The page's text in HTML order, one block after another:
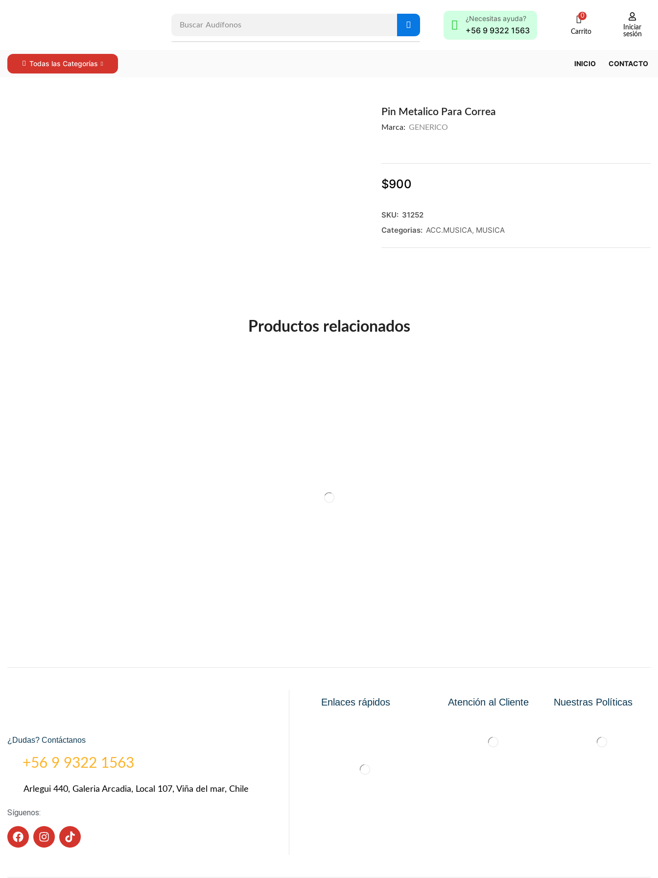
Buscar Audífonos
¿Necesitas ayuda?
+56 9 9322 1563
0
Carrito
Iniciar
sesión
Todas las Categorías INICIO CONTACTO
Pin Metalico Para Correa
Marca: GENERICO
$900
SKU: 31252
Categorias: ACC.MUSICA, MUSICA
Productos relacionados
¿Dudas? Contáctanos
+56 9 9322 1563
Arlegui 440, Galeria Arcadia, Local 107, Viña del mar, Chile
Síguenos:
Enlaces rápidos Atención al Cliente Nuestras Políticas